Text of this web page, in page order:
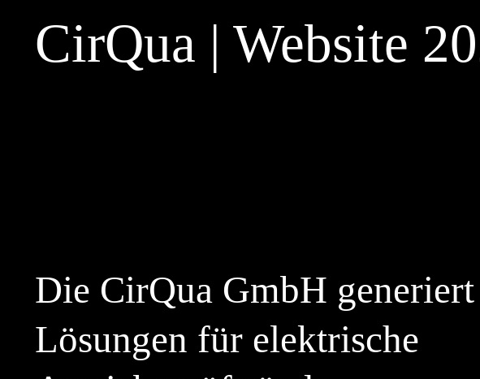
CirQua | Website
Die CirQua GmbH
Lösungen für elektrische